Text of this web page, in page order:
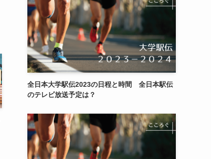
全日本大学駅伝2023の日程と時間 全日本駅伝
のテレビ放送予定は？